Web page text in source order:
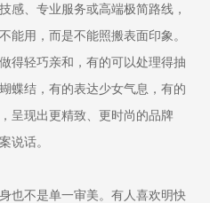
感、专业服务或高端极简路线，
能用，而是不能照搬表面印象。
得轻巧亲和，有的可以处理得抽
蝶结，有的表达少女气息，有的
呈现出更精致、更时尚的品牌
说话。
也不是单一审美。有人喜欢明快